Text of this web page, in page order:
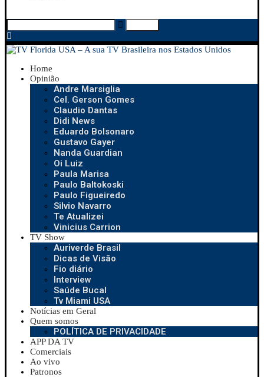
Home
Opinião
Andre Marsiglia
Cel. Gerson Gomes
Claudio Dantas
Didi News
Eduardo Bolsonaro
Gustavo Gayer
Nanda Guardian
Oi Luiz
Paula Marisa
Paulo Baltokoski
Paulo Figueiredo
Silvio Navarro
Te Atualizei
Vinicius Carrion
TV Show
Auriverde Brasil
Dicas de Visão
Fio diário
Interview
Saúde Bucal
Tv Miami USA
Notícias em Geral
Quem somos
POLÍTICA DE PRIVACIDADE
APP DA TV
Comerciais
Ao vivo
Patronos